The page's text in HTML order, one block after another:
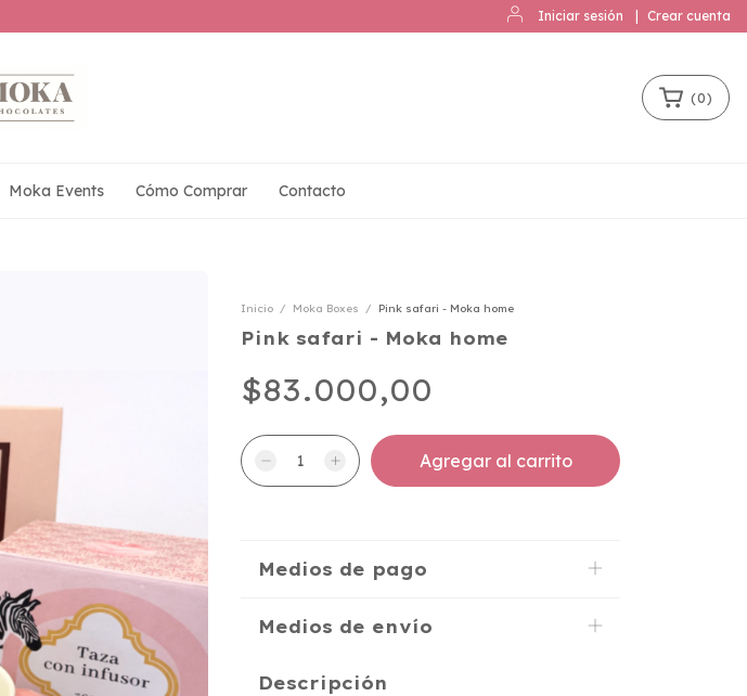
Iniciar sesión Crear cuenta
(0)
Moka Events Cómo Comprar Contacto
Inicio / Moka Boxes / Pink safari - Moka home
Pink safari - Moka home
$83.000,00
Medios de pago
Medios de envío
Descripción